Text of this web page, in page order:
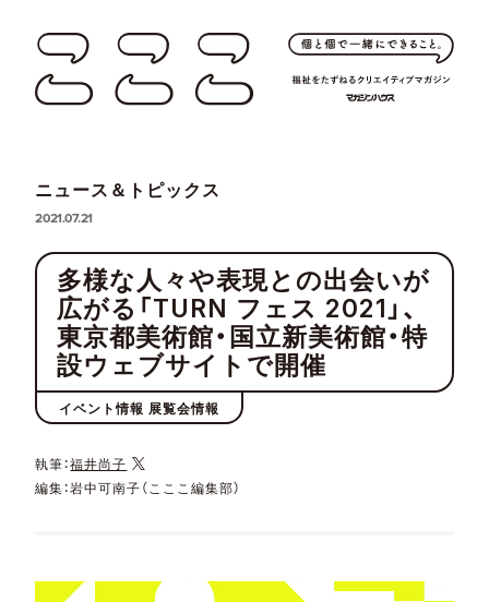
ニュース＆トピックス
2021.07.21
多様な人々や表現との出会いが
広がる「TURN フェス 2021」、
東京都美術館・国立新美術館・特
設ウェブサイトで開催
イベント情報 展覧会情報
執筆：福井尚子
編集：岩中可南子（こここ編集部）